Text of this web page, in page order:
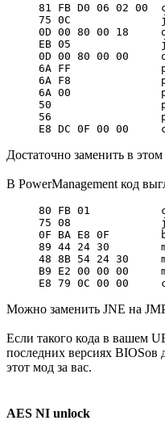
81 FB D0 06 02 00
75 0C
0D 00 80 00 18
EB 05
0D 00 80 00 00
6A FF
6A F8
6A 00
50
56
E8 DC 0F 00 00
Достаточно заменить в
В PowerManagement код
80 FB 01
75 08              jne
0F BA E8 0F
89 44 24 30
48 8B 54 24 30
B9 E2 00 00 00
E8 79 0C 00 00
Можно заменить JNE на
Если такого кода в вашем
последних версиях BIOSов
этот мод за вас.
AES NI unlock